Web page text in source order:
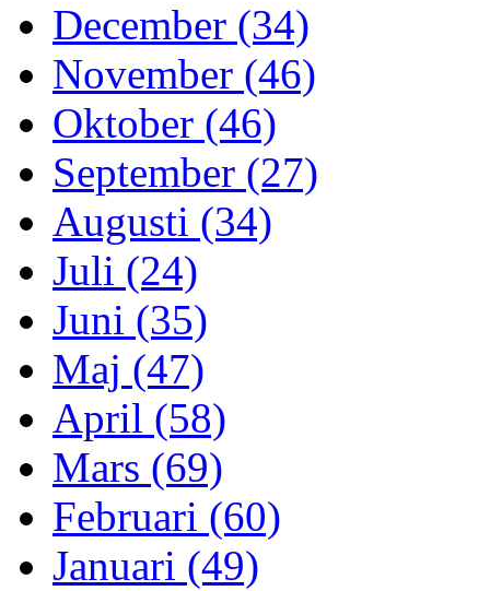
December (34)
November (46)
Oktober (46)
September (27)
Augusti (34)
Juli (24)
Juni (35)
Maj (47)
April (58)
Mars (69)
Februari (60)
Januari (49)